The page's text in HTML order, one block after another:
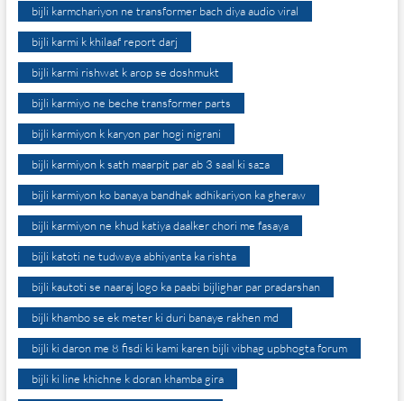
bijli karmchariyon ne transformer bach diya audio viral
bijli karmi k khilaaf report darj
bijli karmi rishwat k arop se doshmukt
bijli karmiyo ne beche transformer parts
bijli karmiyon k karyon par hogi nigrani
bijli karmiyon k sath maarpit par ab 3 saal ki saza
bijli karmiyon ko banaya bandhak adhikariyon ka gheraw
bijli karmiyon ne khud katiya daalker chori me fasaya
bijli katoti ne tudwaya abhiyanta ka rishta
bijli kautoti se naaraj logo ka paabi bijlighar par pradarshan
bijli khambo se ek meter ki duri banaye rakhen md
bijli ki daron me 8 fisdi ki kami karen bijli vibhag upbhogta forum
bijli ki line khichne k doran khamba gira